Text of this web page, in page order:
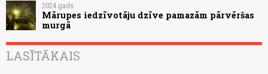
2024.gads
Mārupes iedzīvotāju dzīve pamazām pārvēršas
murgā
LASĪTĀKAIS